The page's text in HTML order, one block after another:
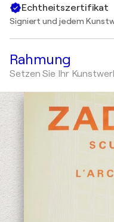
Echtheitszertifikat
Signiert und jedem
Rahmung
Setzen Sie Ihr